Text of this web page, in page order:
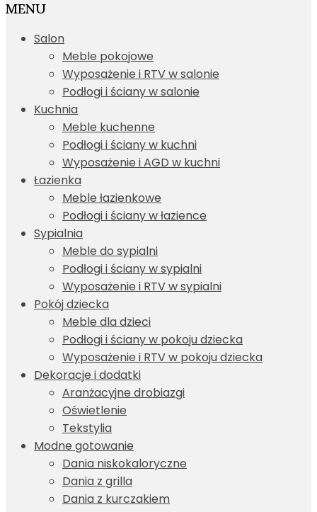
MENU
Salon
Meble pokojowe
Wyposażenie i RTV w salonie
Podłogi i ściany w salonie
Kuchnia
Meble kuchenne
Podłogi i ściany w kuchni
Wyposażenie i AGD w kuchni
Łazienka
Meble łazienkowe
Podłogi i ściany w łazience
Sypialnia
Meble do sypialni
Podłogi i ściany w sypialni
Wyposażenie i RTV w sypialni
Pokój dziecka
Meble dla dzieci
Podłogi i ściany w pokoju dziecka
Wyposażenie i RTV w pokoju dziecka
Dekoracje i dodatki
Aranżacyjne drobiazgi
Oświetlenie
Tekstylia
Modne gotowanie
Dania niskokaloryczne
Dania z grilla
Dania z kurczakiem